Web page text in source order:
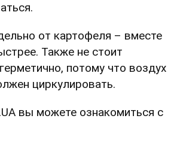
от картофеля – вместе
Также не стоит
потому что воздух
циркулировать.
вы можете ознакомиться с